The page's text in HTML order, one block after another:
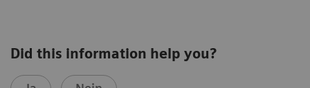
Did this information help you?